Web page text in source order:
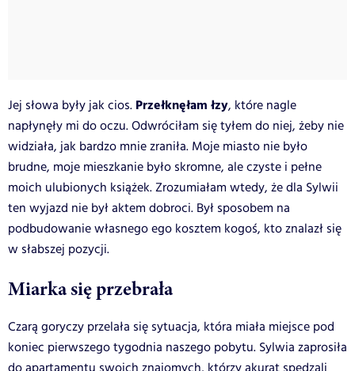
Jej słowa były jak cios. Przełknęłam łzy, które nagle
napłynęły mi do oczu. Odwróciłam się tyłem do niej, żeby nie
widziała, jak bardzo mnie zraniła. Moje miasto nie było
brudne, moje mieszkanie było skromne, ale czyste i pełne
moich ulubionych książek. Zrozumiałam wtedy, że dla Sylwii
ten wyjazd nie był aktem dobroci. Był sposobem na
podbudowanie własnego ego kosztem kogoś, kto znalazł się
w słabszej pozycji.
Miarka się przebrała
Czarą goryczy przelała się sytuacja, która miała miejsce pod
koniec pierwszego tygodnia naszego pobytu. Sylwia zaprosiła